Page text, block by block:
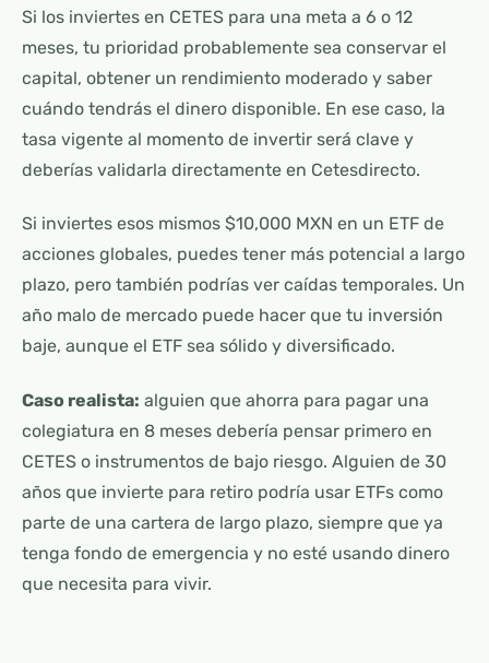
Si los inviertes en CETES para una meta a 6 o 12
meses, tu prioridad probablemente sea conservar el
capital, obtener un rendimiento moderado y saber
cuándo tendrás el dinero disponible. En ese caso, la
tasa vigente al momento de invertir será clave y
deberías validarla directamente en Cetesdirecto.
Si inviertes esos mismos $10,000 MXN en un ETF de
acciones globales, puedes tener más potencial a largo
plazo, pero también podrías ver caídas temporales. Un
año malo de mercado puede hacer que tu inversión
baje, aunque el ETF sea sólido y diversificado.
Caso realista: alguien que ahorra para pagar una
colegiatura en 8 meses debería pensar primero en
CETES o instrumentos de bajo riesgo. Alguien de 30
años que invierte para retiro podría usar ETFs como
parte de una cartera de largo plazo, siempre que ya
tenga fondo de emergencia y no esté usando dinero
que necesita para vivir.